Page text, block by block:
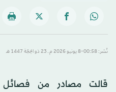
نُشر: 00:58-8 يونيو 2026 م ـ 23 ذو الحِجّة 1447 هـ
قالت مصادر من فصائل